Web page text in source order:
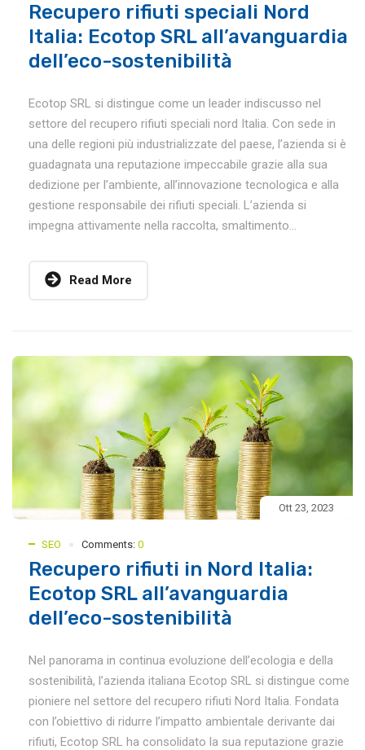
Recupero rifiuti speciali Nord
Italia: Ecotop SRL all’avanguardia
dell’eco-sostenibilità
Ecotop SRL si distingue come un leader indiscusso nel
settore del recupero rifiuti speciali nord Italia. Con sede in
una delle regioni più industrializzate del paese, l’azienda si è
guadagnata una reputazione impeccabile grazie alla sua
dedizione per l’ambiente, all’innovazione tecnologica e alla
gestione responsabile dei rifiuti speciali. L’azienda si
impegna attivamente nella raccolta, smaltimento...
Read More
Ott 23, 2023
SEO Comments: 0
Recupero rifiuti in Nord Italia:
Ecotop SRL all’avanguardia
dell’eco-sostenibilità
Nel panorama in continua evoluzione dell’ecologia e della
sostenibilità, l’azienda italiana Ecotop SRL si distingue come
pioniere nel settore del recupero rifiuti Nord Italia. Fondata
con l’obiettivo di ridurre l’impatto ambientale derivante dai
rifiuti, Ecotop SRL ha consolidato la sua reputazione grazie